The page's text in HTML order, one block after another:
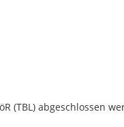
(TBL) abgeschlossen